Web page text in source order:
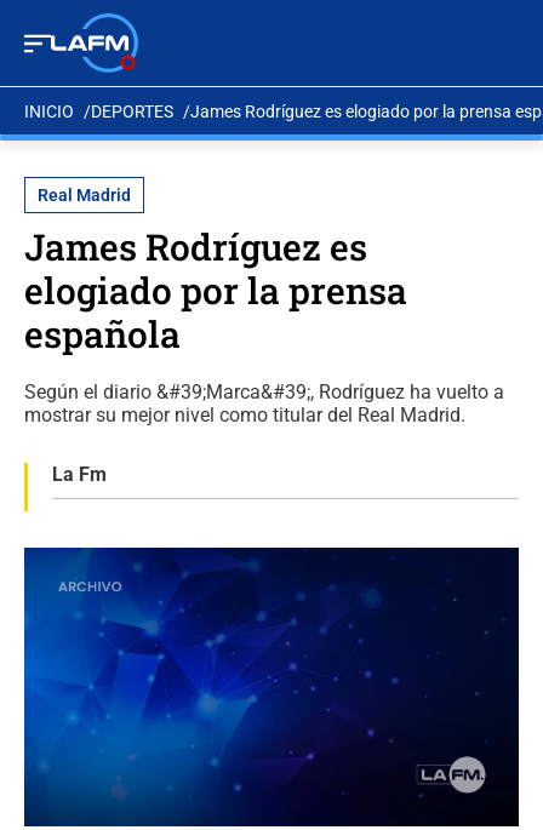
INICIO DEPORTES James Rodríguez es elogiado por la prensa
Real Madrid
James Rodríguez es
elogiado por la prensa
española
Según el diario &#39;Marca&#39;, Rodríguez ha vuelto a
mostrar su mejor nivel como titular del Real Madrid.
La Fm